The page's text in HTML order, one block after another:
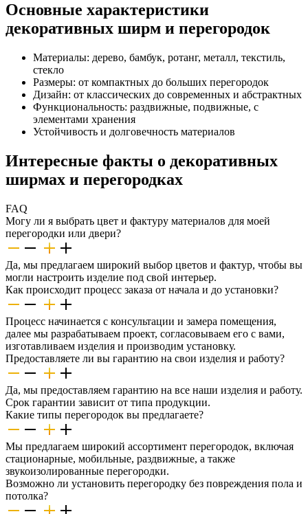
Основные характеристики
декоративных ширм и перегородок
Материалы: дерево, бамбук, ротанг, металл, текстиль,
стекло
Размеры: от компактных до больших перегородок
Дизайн: от классических до современных и абстрактных
Функциональность: раздвижные, подвижные, с
элементами хранения
Устойчивость и долговечность материалов
Интересные факты о декоративных
ширмах и перегородках
FAQ
Могу ли я выбрать цвет и фактуру материалов для моей
перегородки или двери?
Да, мы предлагаем широкий выбор цветов и фактур, чтобы вы
могли настроить изделие под свой интерьер.
Как происходит процесс заказа от начала и до установки?
Процесс начинается с консультации и замера помещения,
далее мы разрабатываем проект, согласовываем его с вами,
изготавливаем изделия и производим установку.
Предоставляете ли вы гарантию на свои изделия и работу?
Да, мы предоставляем гарантию на все наши изделия и работу.
Срок гарантии зависит от типа продукции.
Какие типы перегородок вы предлагаете?
Мы предлагаем широкий ассортимент перегородок, включая
стационарные, мобильные, раздвижные, а также
звукоизолированные перегородки.
Возможно ли установить перегородку без повреждения пола и
потолка?